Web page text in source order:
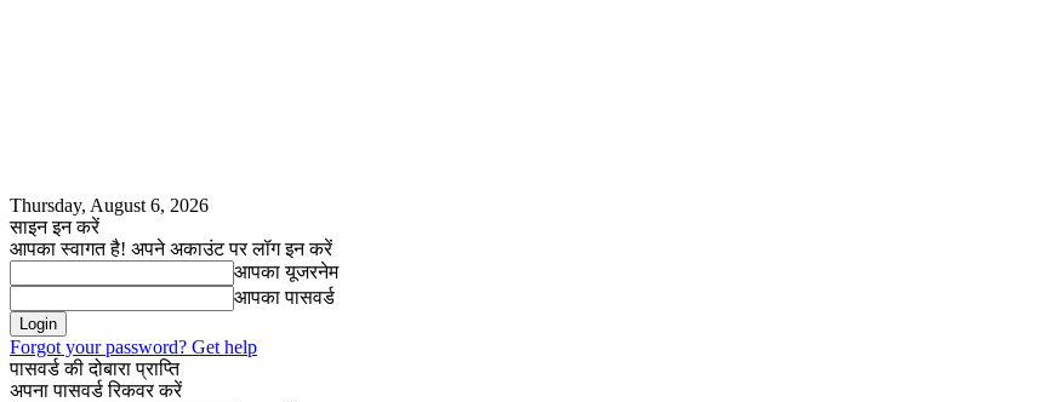
Thursday, August 6, 2026
साइन इन करें
आपका स्वागत है! अपने अकाउंट पर लॉग इन करें
आपका यूजरनेम
आपका पासवर्ड
Forgot your password? Get help
पासवर्ड की दोबारा प्राप्ति
अपना पासवर्ड रिकवर करें